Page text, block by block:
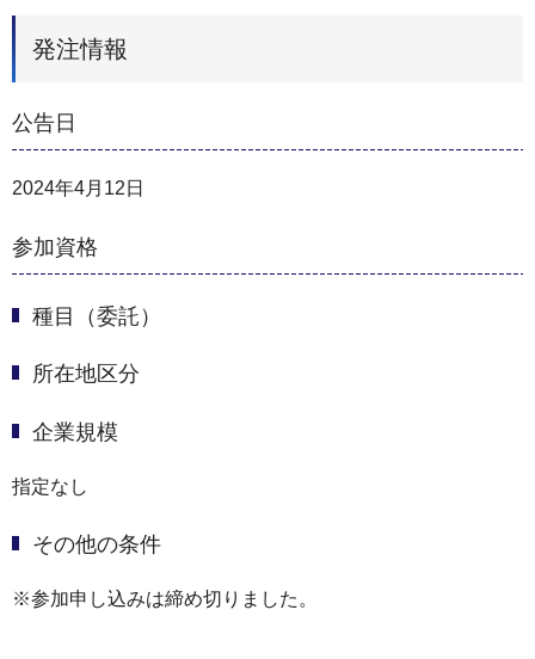
発注情報
公告日
2024年4月12日
参加資格
種目（委託）
所在地区分
企業規模
指定なし
その他の条件
※参加申し込みは締め切りました。